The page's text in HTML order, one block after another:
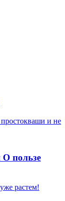
и не
О пользе
растем!